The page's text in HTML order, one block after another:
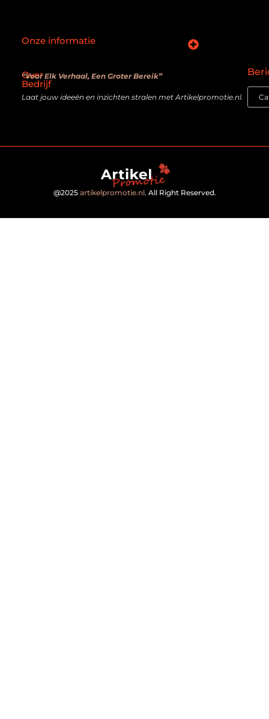
Over
Bedrijf
“Voor Elk Verhaal, Een Groter Bereik”
Laat jouw ideeën en inzichten stralen met Artikelpromotie.nl.
Onze informatie
@2025 artikelpromotie.nl. All Right Reserved.